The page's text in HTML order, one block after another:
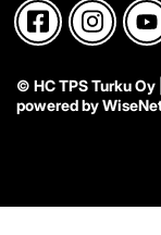
© HC TPS Turku Oy
powered by